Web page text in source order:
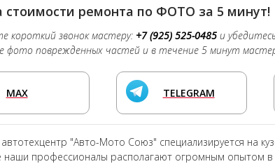
стоимости ремонта по ФОТО за 5 минут!
короткий звонок мастеру: +7 (925) 525-0485 и
фото поврежденных частей и в течение 5 минут
MAX TELEGRAM
"Авто-Мото Союз" специализируется на
наши профессионалы располагают огромным опытом